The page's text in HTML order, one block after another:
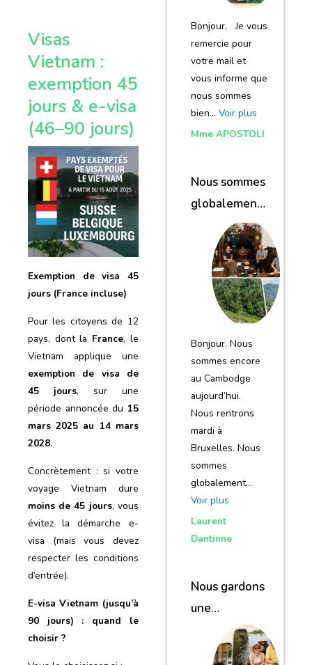
Visas
Vietnam :
exemption 45
jours & e-visa
(46–90 jours)
Exemption de visa 45
jours (France incluse)
Pour les citoyens de 12
pays, dont la France, le
Vietnam applique une
exemption de visa de
45 jours, sur une
période annoncée du 15
mars 2025 au 14 mars
2028.
Concrètement : si votre
voyage Vietnam dure
moins de 45 jours, vous
évitez la démarche e-
visa (mais vous devez
respecter les conditions
d’entrée).
E-visa Vietnam (jusqu’à
90 jours) : quand le
choisir ?
Bonjour, Je vous
remercie pour
votre mail et
vous informe que
nous sommes
bien… Voir plus
Mme APOSTOLI
Nous sommes
globalement
satisfaits du
voyage
Bonjour. Nous
sommes encore
au Cambodge
aujourd’hui.
Nous rentrons
mardi à
Bruxelles. Nous
sommes
globalement…
Voir plus
Laurent
Dantinne
Nous gardons
une
excellente
impression de